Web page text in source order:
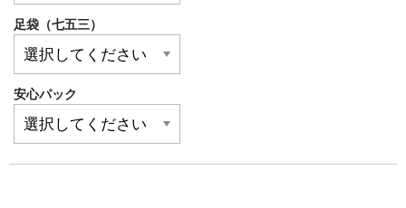
足袋（七五三）
安心パック